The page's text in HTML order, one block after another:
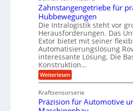
k
i
m
V
e
r
g
l
e
i
c
h
e
K
u
g
e
l
g
e
w
i
n
e
r
t
U
m
s
a
t
z
u
n
s
c
h
e
n
a
u
c
h
i
n
Z
e
Zahnstangengetriebe für
Hubbewegungen
Die Intralogistik steht vor
Herausforderungen. Das
Extor bietet mit seiner
Automatisierungslösung
interessante Lösung. Die
Konstruktion…
Weiterlesen:
Z
h
n
s
Kraftsensorserie
Präzision für Automotive